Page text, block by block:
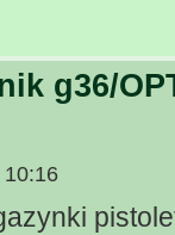
g36/
10:16